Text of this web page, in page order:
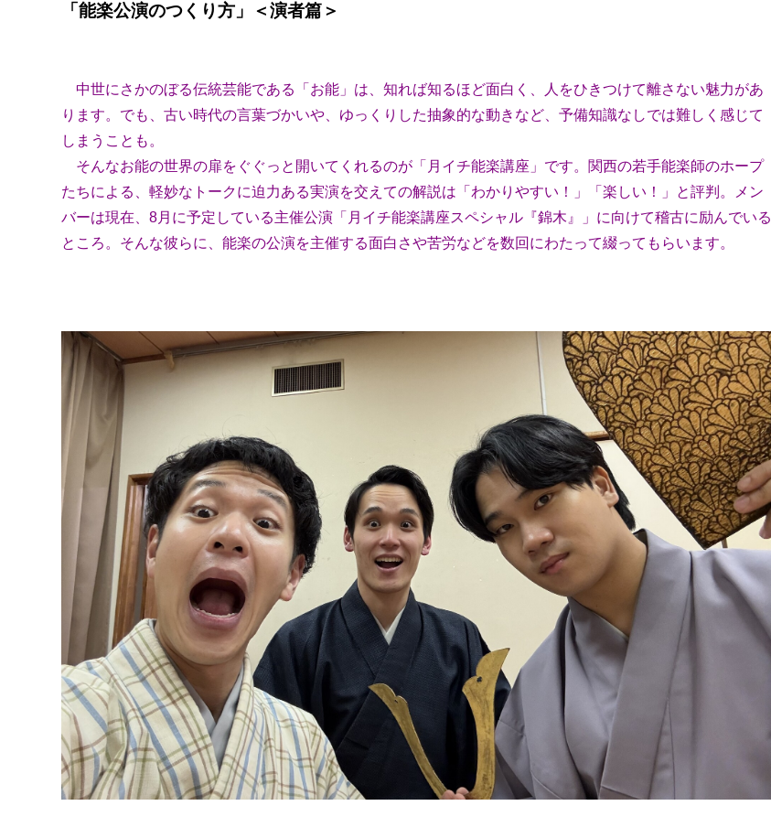
「能楽公演のつくり方」＜演者篇＞
中世にさかのぼる伝統芸能である「お能」は、知れば知るほど面白く、人をひきつけて離さない魅力があ
ります。でも、古い時代の言葉づかいや、ゆっくりした抽象的な動きなど、予備知識なしでは難しく感じて
しまうことも。
そんなお能の世界の扉をぐぐっと開いてくれるのが「月イチ能楽講座」です。関西の若手能楽師のホープ
たちによる、軽妙なトークに迫力ある実演を交えての解説は「わかりやすい！」「楽しい！」と評判。メン
バーは現在、8月に予定している主催公演「月イチ能楽講座スペシャル『錦木』」に向けて稽古に励んでいる
ところ。そんな彼らに、能楽の公演を主催する面白さや苦労などを数回にわたって綴ってもらいます。